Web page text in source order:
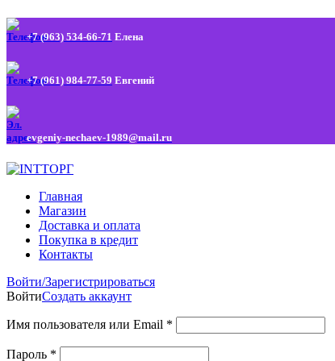
+7 (963) 534-66-71 Елена
+7 (961) 984-77-59 Евгений
evgeniy-nechaev-1989@mail.ru
Главная
Магазин
Доставка и оплата
Покупка в кредит
Контакты
Войти/Зарегистрироваться
ВойтиСоздать аккаунт
Имя пользователя или Email *
Пароль *